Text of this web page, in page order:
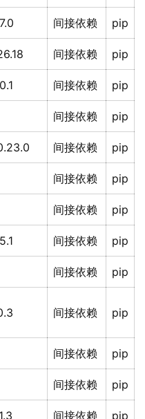
间接依赖 pip
间接依赖 pip
间接依赖 pip
间接依赖 pip
间接依赖 pip
间接依赖 pip
间接依赖 pip
间接依赖 pip
间接依赖 pip
间接依赖 pip
间接依赖 pip
间接依赖 pip
间接依赖 pip